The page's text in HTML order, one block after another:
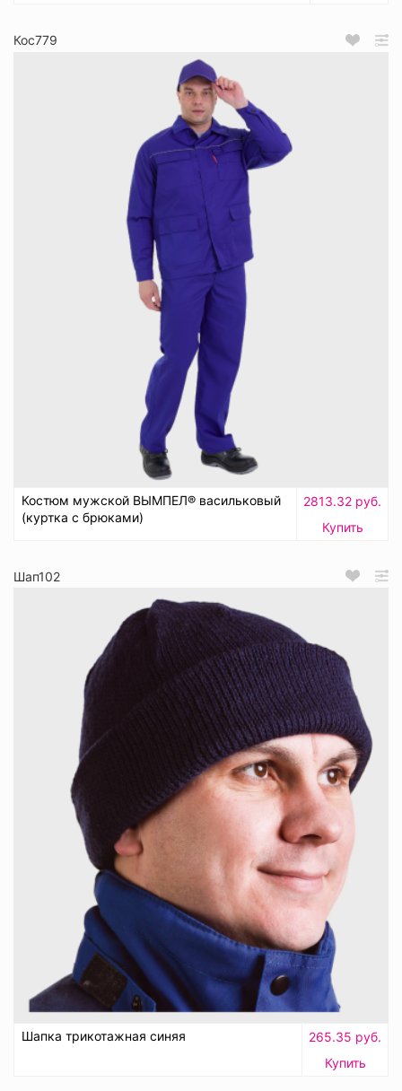
Кос779
Костюм мужской ВЫМПЕЛ® васильковый
(куртка с брюками)
2813.32 руб.
Купить
Шап102
Шапка трикотажная синяя
265.35 руб.
Купить